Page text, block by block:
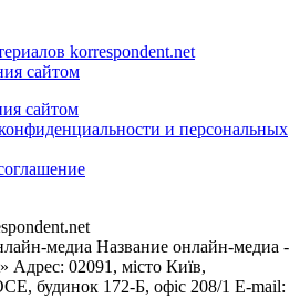
korrespondent.net
сайтом
сайтом
и персональных
медиа Название онлайн-медиа -
Адрес: 02091, місто Київ,
будинок 172-Б, офіс 208/1 E-mail: